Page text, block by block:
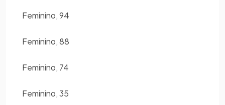
Feminino, 94
Feminino, 88
Feminino, 74
Feminino, 35